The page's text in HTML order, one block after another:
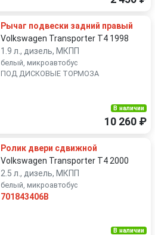
Рычаг подвески задний правый
Volkswagen Transporter T4 1998
1.9 л., дизель, МКПП
белый, микроавтобус
ПОД ДИСКОВЫЕ ТОРМОЗА
В наличии
10 260 ₽
Ролик двери сдвижной
Volkswagen Transporter T4 2000
2.5 л., дизель, МКПП
белый, микроавтобус
701843406B
В наличии